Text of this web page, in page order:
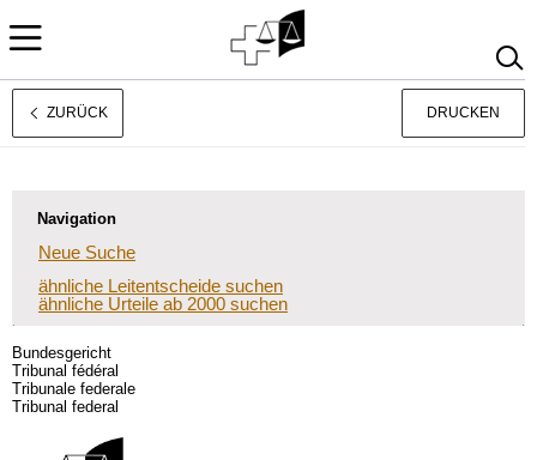
Rechtsprechung
ZURÜCK DRUCKEN
Navigation
Neue Suche
ähnliche Leitentscheide suchen
ähnliche Urteile ab 2000 suchen
Bundesgericht
Tribunal fédéral
Tribunale federale
Tribunal federal